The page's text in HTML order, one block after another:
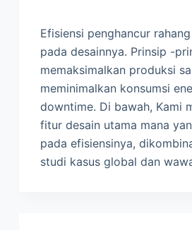
Efisiensi penghancur
pada desainnya. Prinsip -
memaksimalkan produksi
meminimalkan konsumsi
downtime. Di bawah, Kami
fitur desain utama mana
pada efisiensinya,
studi kasus global dan